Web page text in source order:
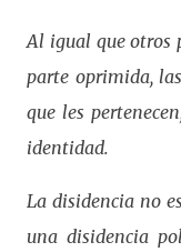
Al igual que otros
parte oprimida,
que les
identidad.
La disidencia no
una disidencia